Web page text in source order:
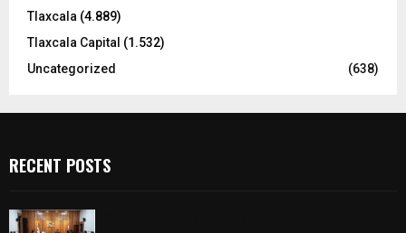
Tlaxcala (4.889)
Tlaxcala Capital (1.532)
Uncategorized
(638)
RECENT POSTS